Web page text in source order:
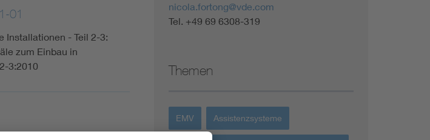
01
Installationen - Teil 2-3:
zum Einbau in
3:2010
nicola.fortong@vde.com
Tel. +49 69 6308-319
Themen
EMV Assistenzsysteme